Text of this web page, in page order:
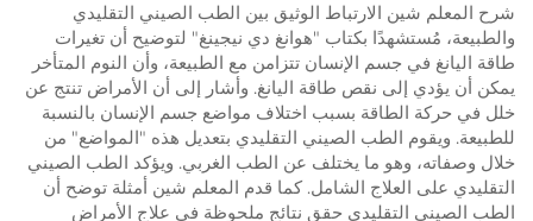
شرح المعلم شين الارتباط الوثيق بين الطب الصيني التقليدي
والطبيعة، مُستشهدًا بكتاب "هوانغ دي نيجينغ" لتوضيح أن تغيرات
طاقة اليانغ في جسم الإنسان تتزامن مع الطبيعة، وأن النوم المتأخر
يمكن أن يؤدي إلى نقص طاقة اليانغ. وأشار إلى أن الأمراض تنتج عن
خلل في حركة الطاقة بسبب اختلاف مواضع جسم الإنسان بالنسبة
للطبيعة. ويقوم الطب الصيني التقليدي بتعديل هذه "المواضع" من
خلال وصفاته، وهو ما يختلف عن الطب الغربي. ويؤكد الطب الصيني
التقليدي على العلاج الشامل. كما قدم المعلم شين أمثلة توضح أن
الطب الصيني التقليدي حقق نتائج ملحوظة في علاج الأمراض